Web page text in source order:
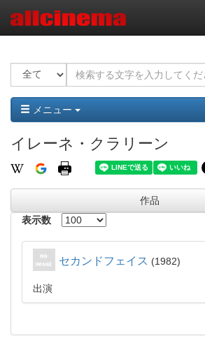
メニュー
イレーネ・クラリーン
作品
表示数
セカンドフェイス 1982
出演